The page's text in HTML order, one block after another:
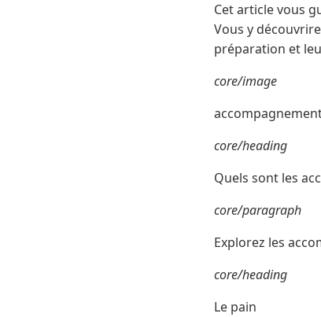
Cet article vous
Vous y
préparation et
core/image
core/heading
Quels sont les
core/paragraph
Explorez les
core/heading
Le pain